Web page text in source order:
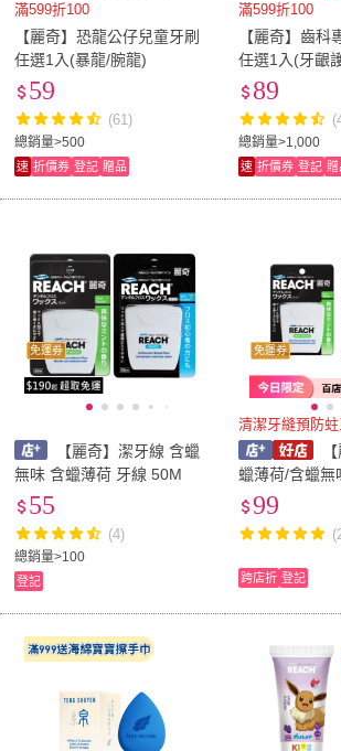
滿599折100
【麗奇】恐龍公仔兒童牙刷
任選1入(暴龍/腕龍)
總銷量>500
59
(61)
速 折價券 登記 贈品
滿599折100
【麗奇】齒科
任選1入(牙齦
修護琺瑯質/專
總銷量>1,000
89
速 折價券 登記 贈
免運券
【麗奇】潔牙線 含蠟
無味 含蠟薄荷 牙線 50M
總銷量>100
55
(4)
登記
免運券
清潔牙縫預防
蠟薄荷/含蠟無
藥局
99
跨店折 登記